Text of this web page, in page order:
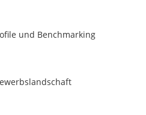
und Benchmarking